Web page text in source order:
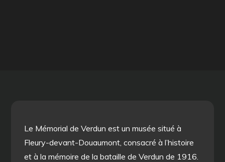
Le Mémorial de Verdun est un musée situé à
Fleury-devant-Douaumont, consacré à l’histoire
et à la mémoire de la bataille de Verdun de 1916.